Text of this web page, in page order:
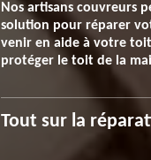
Nos artisans couvreurs
solution pour réparer
venir en aide à votre
protéger le toit de la
Tout sur la